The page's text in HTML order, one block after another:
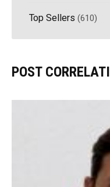
Top Sellers (610)
POST CORRELATI